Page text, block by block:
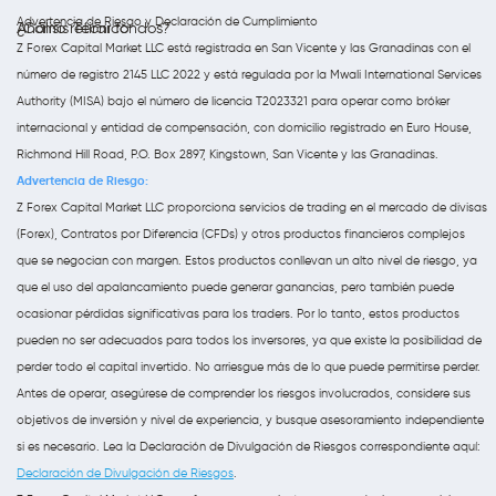
Análisis Técnico
¿Cómo retirar fondos?
Advertencia de Riesgo y Declaración de Cumplimiento
Z Forex Capital Market LLC está registrada en San Vicente y las Granadinas con el
número de registro 2145 LLC 2022 y está regulada por la Mwali International Services
Authority (MISA) bajo el número de licencia T2023321 para operar como bróker
internacional y entidad de compensación, con domicilio registrado en Euro House,
Richmond Hill Road, P.O. Box 2897, Kingstown, San Vicente y las Granadinas.
Advertencia de Riesgo:
Z Forex Capital Market LLC proporciona servicios de trading en el mercado de divisas
(Forex), Contratos por Diferencia (CFDs) y otros productos financieros complejos
que se negocian con margen. Estos productos conllevan un alto nivel de riesgo, ya
que el uso del apalancamiento puede generar ganancias, pero también puede
ocasionar pérdidas significativas para los traders. Por lo tanto, estos productos
pueden no ser adecuados para todos los inversores, ya que existe la posibilidad de
perder todo el capital invertido. No arriesgue más de lo que puede permitirse perder.
Antes de operar, asegúrese de comprender los riesgos involucrados, considere sus
objetivos de inversión y nivel de experiencia, y busque asesoramiento independiente
si es necesario. Lea la Declaración de Divulgación de Riesgos correspondiente aquí:
Declaración de Divulgación de Riesgos.